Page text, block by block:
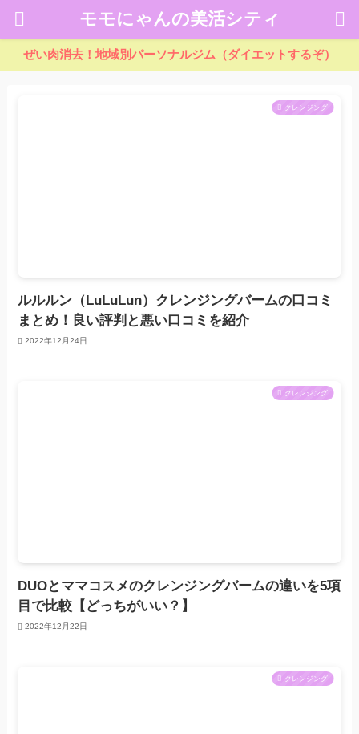
モモにゃんの美活シティ
ぜい肉消去！地域別パーソナルジム（ダイエットするぞ）
クレンジング
ルルルン（LuLuLun）クレンジングバームの口コミ
まとめ！良い評判と悪い口コミを紹介
2022年12月24日
クレンジング
DUOとママコスメのクレンジングバームの違いを5項
目で比較【どっちがいい？】
2022年12月22日
クレンジング